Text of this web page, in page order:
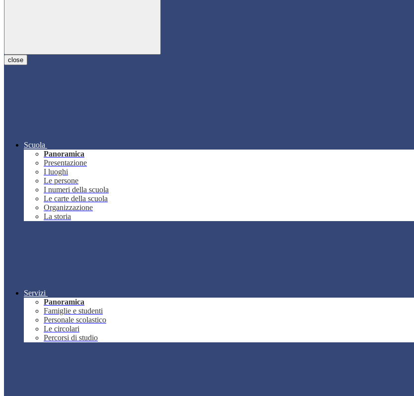
close
Scuola
Panoramica
Presentazione
I luoghi
Le persone
I numeri della scuola
Le carte della scuola
Organizzazione
La storia
Servizi
Panoramica
Famiglie e studenti
Personale scolastico
Le circolari
Percorsi di studio